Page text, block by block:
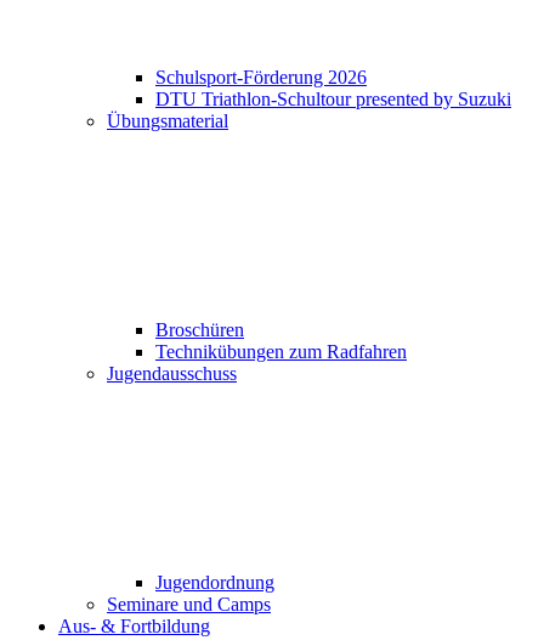
Schulsport-Förderung 2026
DTU Triathlon-Schultour presented by Suzuki
Übungsmaterial
Broschüren
Technikübungen zum Radfahren
Jugendausschuss
Jugendordnung
Seminare und Camps
Aus- & Fortbildung